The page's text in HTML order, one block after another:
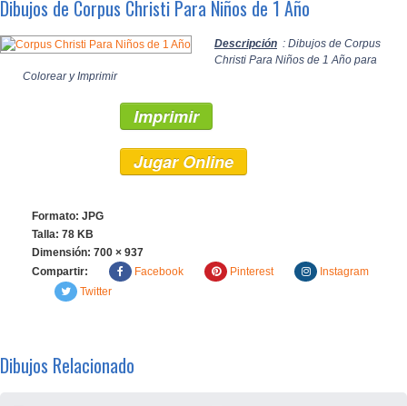
Dibujos de Corpus Christi Para Niños de 1 Año
Descripción : Dibujos de Corpus
Christi Para Niños de 1 Año para
Colorear y Imprimir
Imprimir
Jugar Online
Formato: JPG
Talla: 78 KB
Dimensión: 700 × 937
Compartir:
Facebook Pinterest
Instagram
Twitter
Dibujos Relacionado